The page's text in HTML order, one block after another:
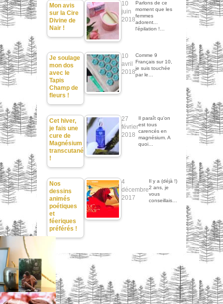
Mon avis
sur la Cire
Divine de
Nair !
10
juin
2018
Parlons de ce
moment que les
femmes
adorent...
l'épilation !…
Je soulage
mon dos
avec le
Tapis
Champ de
fleurs !
10
avril
2018
Comme 9
Français sur 10,
je suis touchée
par le…
Cet hiver,
je fais une
cure de
Magnésium
transcutané
!
27
février
2018
Il paraît qu'on
est tous
carencés en
magnésium. A
quoi…
Nos
dessins
animés
poétiques
et
féeriques
préférés !
4
décembre
2017
Il y a (déjà !)
2 ans, je
vous
conseillais…